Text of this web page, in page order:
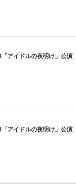
アイドルの夜明け」公演
アイドルの夜明け」公演